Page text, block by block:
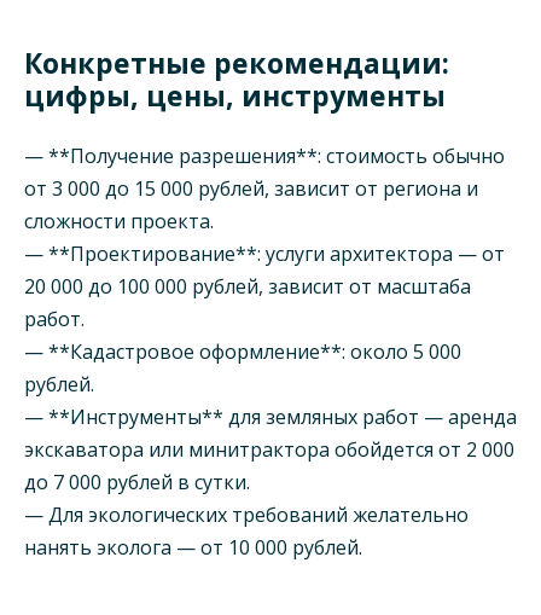
Конкретные рекомендации:
цифры, цены, инструменты
— **Получение разрешения**: стоимость обычно
от 3 000 до 15 000 рублей, зависит от региона и
сложности проекта.
— **Проектирование**: услуги архитектора — от
20 000 до 100 000 рублей, зависит от масштаба
работ.
— **Кадастровое оформление**: около 5 000
рублей.
— **Инструменты** для земляных работ — аренда
экскаватора или минитрактора обойдется от 2 000
до 7 000 рублей в сутки.
— Для экологических требований желательно
нанять эколога — от 10 000 рублей.